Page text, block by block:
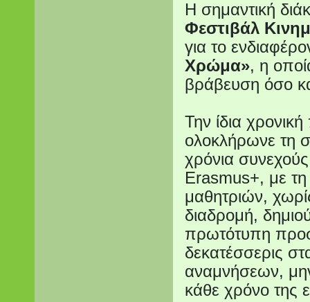
Η σημαντική
Φεστιβάλ
για το
Χρώμα», η
βράβευση όσο
Την ίδια
ολοκλήρωνε τη
χρόνια
Erasmus+, με
μαθητριών,
διαδρομή,
πρωτότυπη
δεκατέσσερις
αναμνήσεων,
κάθε χρόνο της